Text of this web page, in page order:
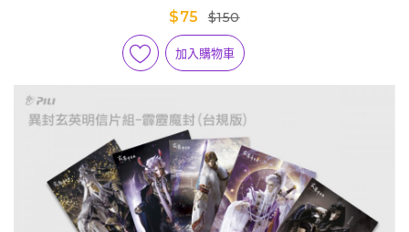
$75
$150
加入購物車